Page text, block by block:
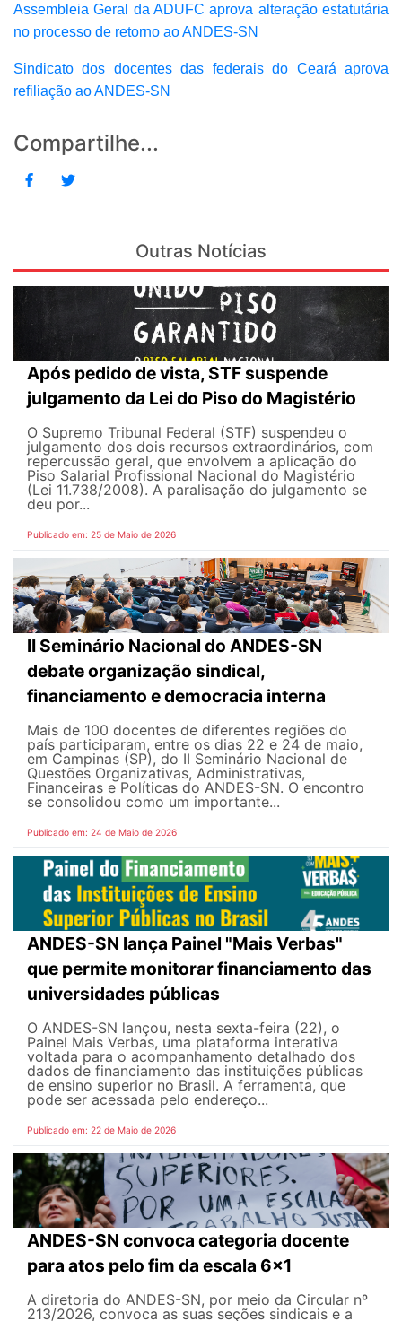
Assembleia Geral da ADUFC aprova alteração estatutária
no processo de retorno ao ANDES-SN
Sindicato dos docentes das federais do Ceará aprova
refiliação ao ANDES-SN
Compartilhe...
Outras Notícias
Após pedido de vista, STF suspende
julgamento da Lei do Piso do Magistério
O Supremo Tribunal Federal (STF) suspendeu o
julgamento dos dois recursos extraordinários, com
repercussão geral, que envolvem a aplicação do
Piso Salarial Profissional Nacional do Magistério
(Lei 11.738/2008). A paralisação do julgamento se
deu por...
Publicado em: 25 de Maio de 2026
II Seminário Nacional do ANDES-SN
debate organização sindical,
financiamento e democracia interna
Mais de 100 docentes de diferentes regiões do
país participaram, entre os dias 22 e 24 de maio,
em Campinas (SP), do II Seminário Nacional de
Questões Organizativas, Administrativas,
Financeiras e Políticas do ANDES-SN. O encontro
se consolidou como um importante...
Publicado em: 24 de Maio de 2026
ANDES-SN lança Painel "Mais Verbas"
que permite monitorar financiamento das
universidades públicas
O ANDES-SN lançou, nesta sexta-feira (22), o
Painel Mais Verbas, uma plataforma interativa
voltada para o acompanhamento detalhado dos
dados de financiamento das instituições públicas
de ensino superior no Brasil. A ferramenta, que
pode ser acessada pelo endereço...
Publicado em: 22 de Maio de 2026
ANDES-SN convoca categoria docente
para atos pelo fim da escala 6x1
A diretoria do ANDES-SN, por meio da Circular nº
213/2026, convoca as suas seções sindicais e a